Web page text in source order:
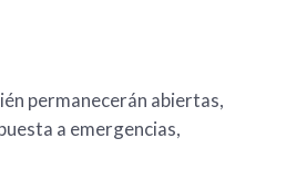
permanecerán abiertas,
a emergencias,